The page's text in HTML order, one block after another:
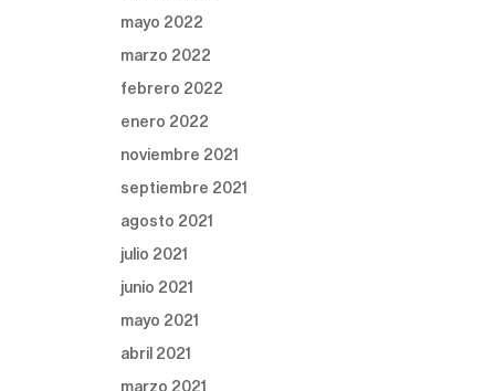
mayo 2022
marzo 2022
febrero 2022
enero 2022
noviembre 2021
septiembre 2021
agosto 2021
julio 2021
junio 2021
mayo 2021
abril 2021
marzo 2021